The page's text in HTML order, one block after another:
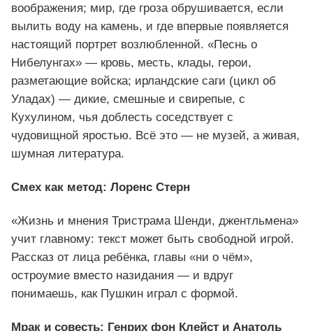
воображения; мир, где гроза обрушивается, если
вылить воду на камень, и где впервые появляется
настоящий портрет возлюбленной. «Песнь о
Нибелунгах» — кровь, месть, клады, герои,
разметающие войска; ирландские саги (цикл об
Уладах) — дикие, смешные и свирепые, с
Кухулином, чья доблесть соседствует с
чудовищной яростью. Всё это — не музей, а живая,
шумная литература.
Смех как метод: Лоренс Стерн
«Жизнь и мнения Тристрама Шенди, джентльмена»
учит главному: текст может быть свободной игрой.
Рассказ от лица ребёнка, главы «ни о чём»,
остроумие вместо назидания — и вдруг
понимаешь, как Пушкин играл с формой.
Мрак и совесть: Генрих фон Клейст и Анатоль